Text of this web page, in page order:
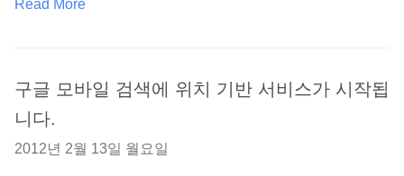
Read More
구글 모바일 검색에 위치 기반 서비스가 시작됩
니다.
2012년 2월 13일 월요일